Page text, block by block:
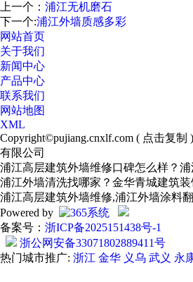
上一个： 浦江无机磨石
下一个:浦江外墙质感多彩
网站首页
关于我们
新闻中心
产品中心
联系我们
网站地图
XML
Copyright©pujiang.cnxlf.com ( 点击复制
有限公司
浦江高层建筑外墙维修口碑怎么样？
浦江外墙清洗找哪家？金华青城建筑
浦江高层建筑外墙维修,浦江外墙涂料
Powered by
备案号： 浙ICP备2025151438号-1
浙公网安备33071802889411号
热门城市推广: 浙江 金华 义乌 武义 永